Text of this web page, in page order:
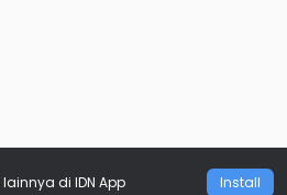
lainnya di IDN App Install